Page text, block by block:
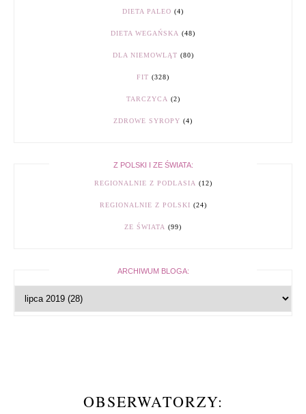
DIETA PALEO (4)
DIETA WEGAŃSKA (48)
DLA NIEMOWLĄT (80)
FIT (328)
TARCZYCA (2)
ZDROWE SYROPY (4)
Z POLSKI I ZE ŚWIATA:
REGIONALNIE Z PODLASIA (12)
REGIONALNIE Z POLSKI (24)
ZE ŚWIATA (99)
ARCHIWUM BLOGA:
OBSERWATORZY: